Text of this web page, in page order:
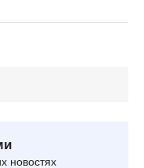
новостях